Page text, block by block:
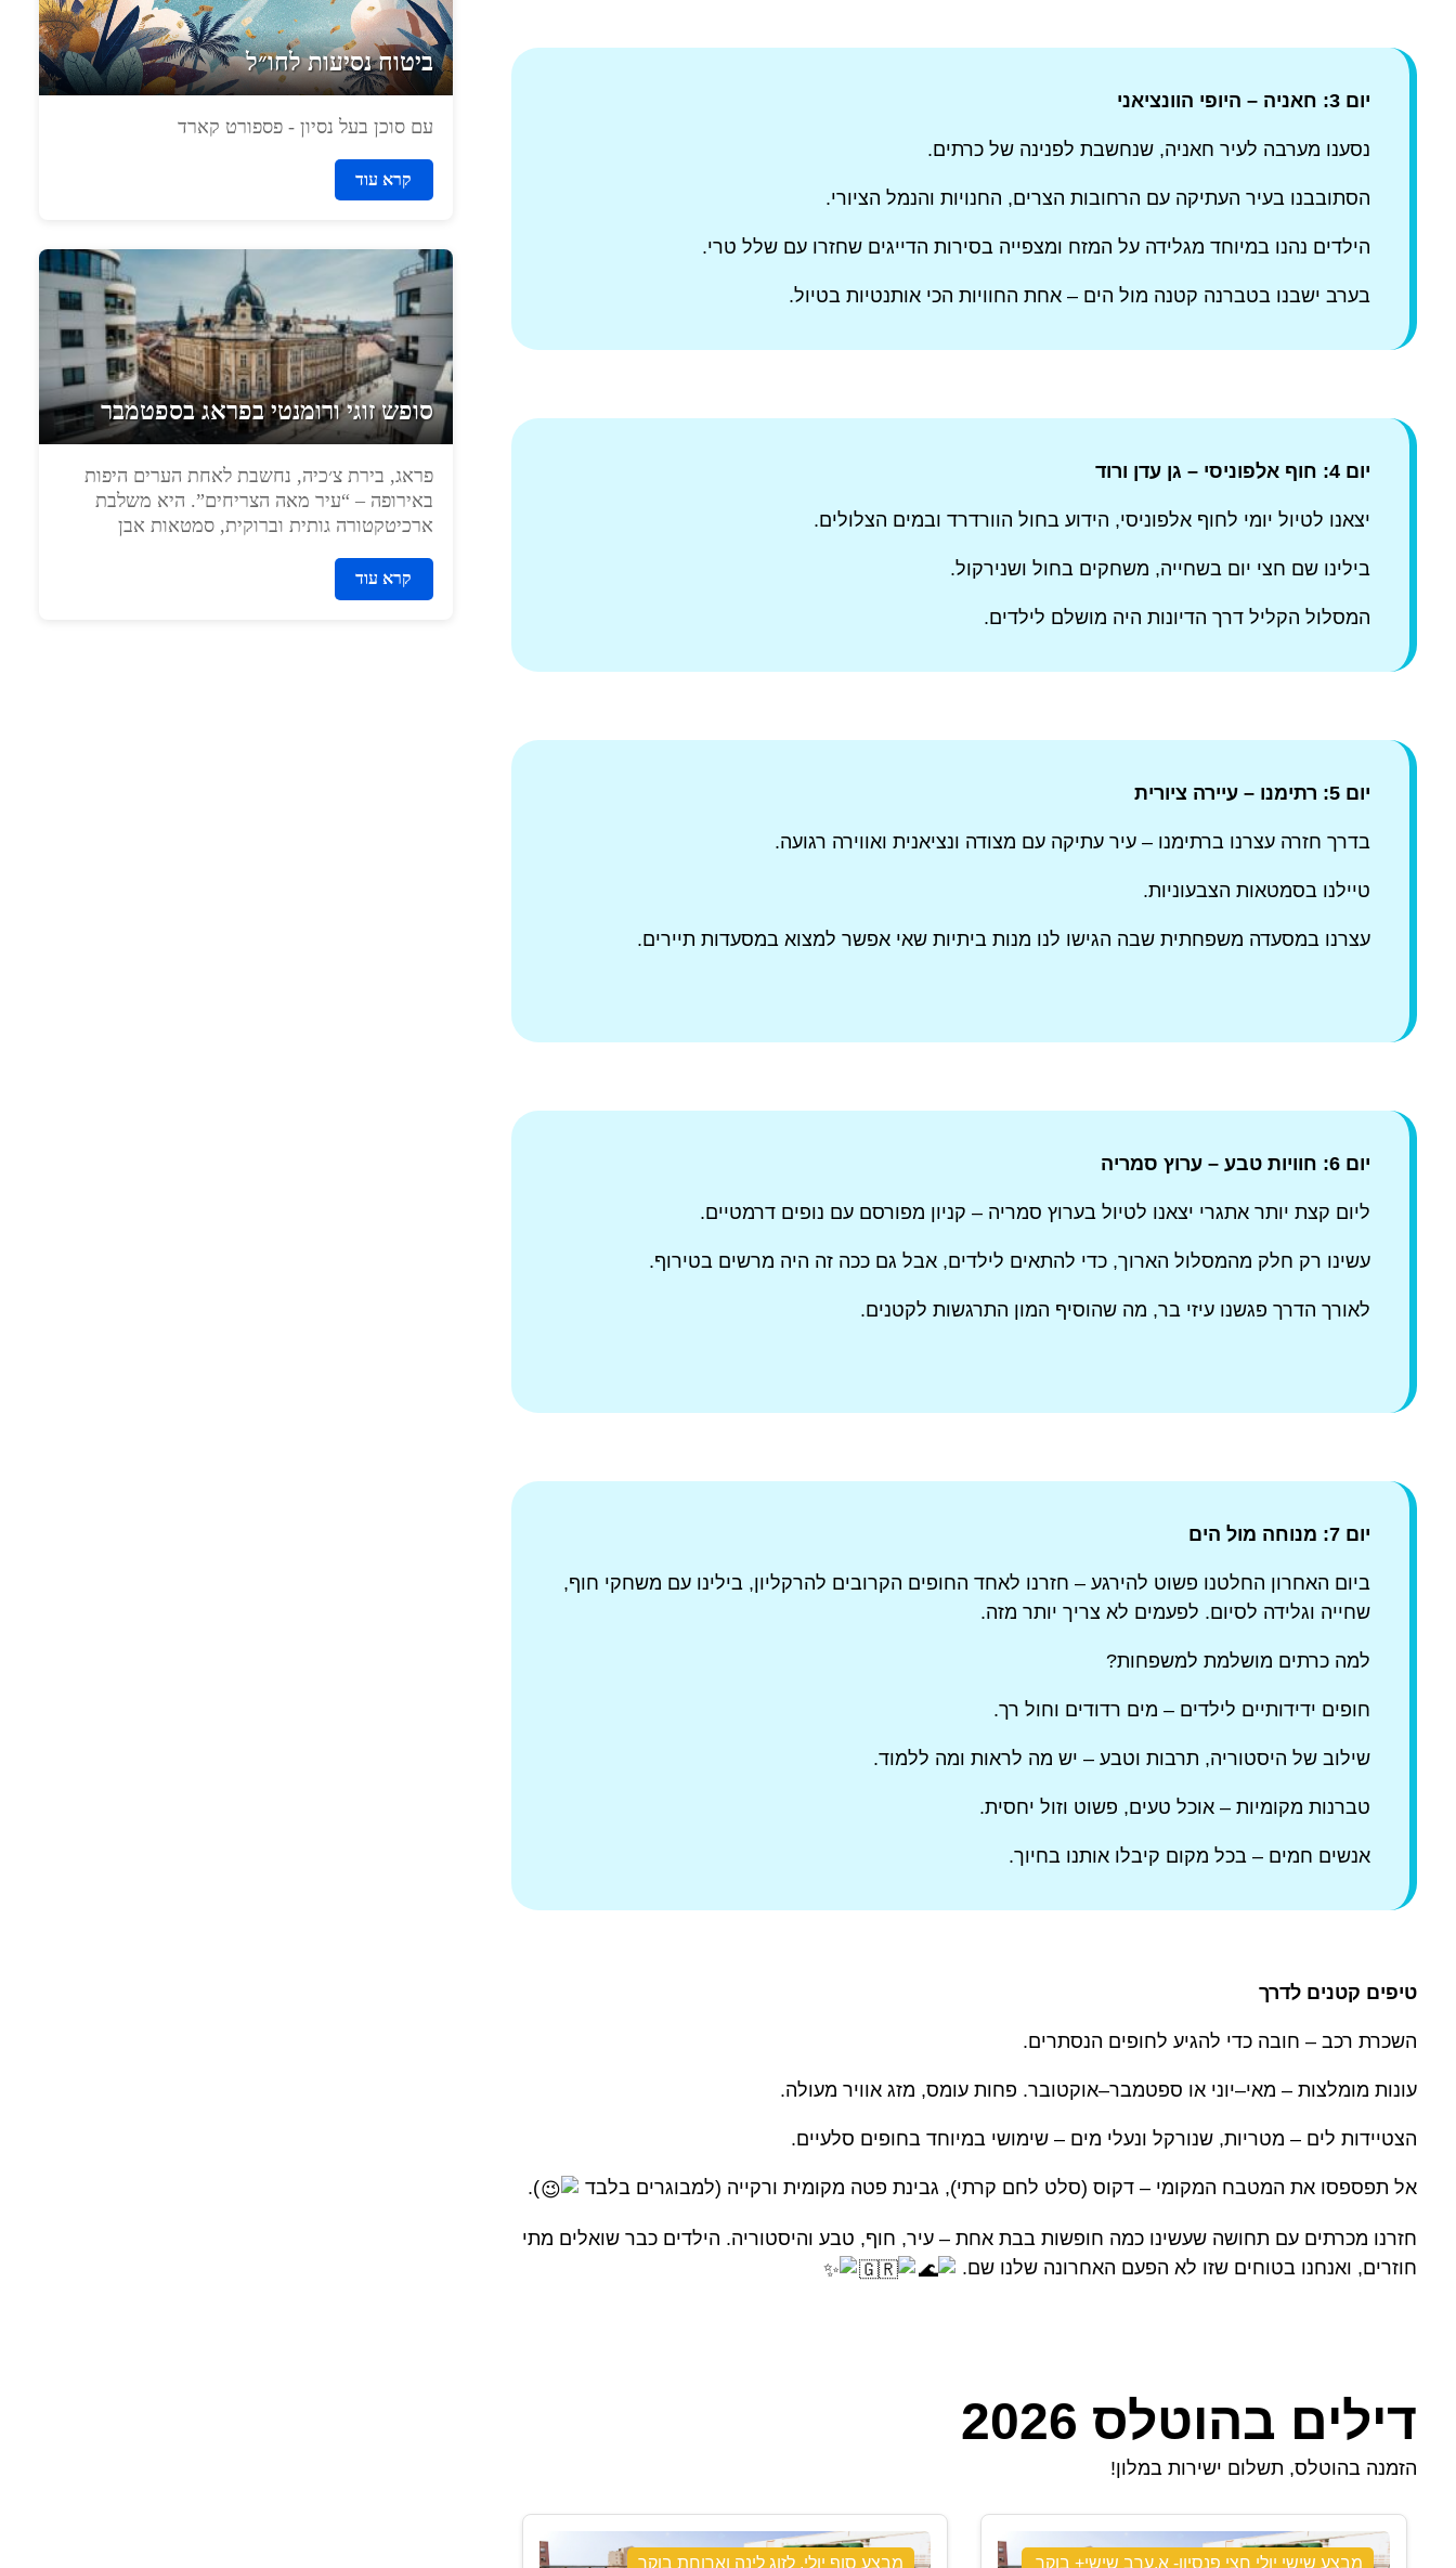
ביטוח נסיעות לחו״ל
עם סוכן בעל נסיון - פספורט קארד
קרא עוד
סופש זוגי ורומנטי בפראג בספטמבר
פראג, בירת צ׳כיה, נחשבת לאחת הערים היפות
באירופה – “עיר מאה הצריחים”. היא משלבת
ארכיטקטורה גותית וברוקית, סמטאות אבן
קרא עוד
יום 3: חאניה – היופי הוונציאני
נסענו מערבה לעיר חאניה, שנחשבת לפנינה של כרתים.
הסתובבנו בעיר העתיקה עם הרחובות הצרים, החנויות והנמל הציורי.
הילדים נהנו במיוחד מגלידה על המזח ומצפייה בסירות הדייגים שחזרו עם שלל טרי.
בערב ישבנו בטברנה קטנה מול הים – אחת החוויות הכי אותנטיות בטיול.
יום 4: חוף אלפוניסי – גן עדן ורוד
יצאנו לטיול יומי לחוף אלפוניסי, הידוע בחול הוורדרד ובמים הצלולים.
בילינו שם חצי יום בשחייה, משחקים בחול ושנירקול.
המסלול הקליל דרך הדיונות היה מושלם לילדים.
יום 5: רתימנו – עיירה ציורית
בדרך חזרה עצרנו ברתימנו – עיר עתיקה עם מצודה ונציאנית ואווירה רגועה.
טיילנו בסמטאות הצבעוניות.
עצרנו במסעדה משפחתית שבה הגישו לנו מנות ביתיות שאי אפשר למצוא במסעדות תיירים.
יום 6: חוויות טבע – ערוץ סמריה
ליום קצת יותר אתגרי יצאנו לטיול בערוץ סמריה – קניון מפורסם עם נופים דרמטיים.
עשינו רק חלק מהמסלול הארוך, כדי להתאים לילדים, אבל גם ככה זה היה מרשים בטירוף.
לאורך הדרך פגשנו עיזי בר, מה שהוסיף המון התרגשות לקטנים.
יום 7: מנוחה מול הים
ביום האחרון החלטנו פשוט להירגע – חזרנו לאחד החופים הקרובים להרקליון, בילינו עם משחקי חוף,
שחייה וגלידה לסיום. לפעמים לא צריך יותר מזה.
למה כרתים מושלמת למשפחות?
חופים ידידותיים לילדים – מים רדודים וחול רך.
שילוב של היסטוריה, תרבות וטבע – יש מה לראות ומה ללמוד.
טברנות מקומיות – אוכל טעים, פשוט וזול יחסית.
אנשים חמים – בכל מקום קיבלו אותנו בחיוך.
טיפים קטנים לדרך
השכרת רכב – חובה כדי להגיע לחופים הנסתרים.
עונות מומלצות – מאי–יוני או ספטמבר–אוקטובר. פחות עומס, מזג אוויר מעולה.
הצטיידות לים – מטריות, שנורקל ונעלי מים – שימושי במיוחד בחופים סלעיים.
אל תפספסו את המטבח המקומי – דקוס (סלט לחם קרתי), גבינת פטה מקומית ורקייה (למבוגרים בלבד ).
חזרנו מכרתים עם תחושה שעשינו כמה חופשות בבת אחת – עיר, חוף, טבע והיסטוריה. הילדים כבר שואלים מתי
חוזרים, ואנחנו בטוחים שזו לא הפעם האחרונה שלנו שם.
דילים בהוטלס 2026
הזמנה בהוטלס, תשלום ישירות במלון!
מבצע שישי יולי חצי פנסיון- א.ערב שישי+ בוקר מבצע סוף יולי, לזוג לינה וארוחת בוקר